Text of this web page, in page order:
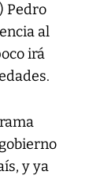
Pedro
al
irá
y ya